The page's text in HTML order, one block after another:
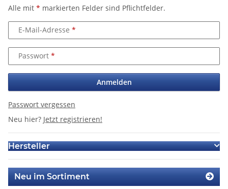
Alle mit * markierten Felder sind Pflichtfelder.
E-Mail-Adresse
Passwort
Anmelden
Passwort vergessen
Neu hier? Jetzt registrieren!
Hersteller
Neu im Sortiment